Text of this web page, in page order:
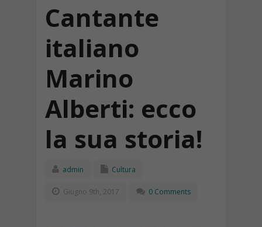
Cantante
italiano
Marino
Alberti: ecco
la sua storia!
admin Cultura
Giugno 9th, 2017 0 Comments